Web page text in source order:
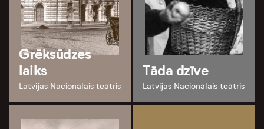
Grēksūdzes
laiks
Latvijas Nacionālais teātris
Tāda dzīve
Latvijas Nacionālais teātris